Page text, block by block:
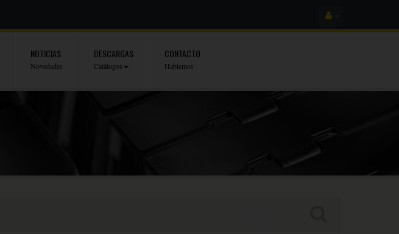
NOTICIAS
Novedades
DESCARGAS
Catálogos
CONTACTO
Hablemos